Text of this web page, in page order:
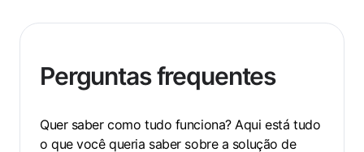
Perguntas frequentes
Quer saber como tudo funciona? Aqui está tudo
o que você queria saber sobre a solução de